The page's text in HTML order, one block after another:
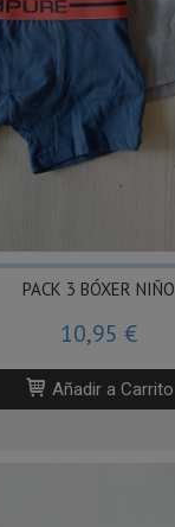
PACK 3 BÓXER NIÑO
10,95 €
Añadir a Carrito